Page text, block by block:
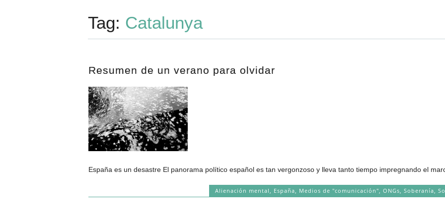
Tag: Catalunya
Resumen de un verano para olvidar
España es un desastre El panorama político español es tan vergonzoso y lleva tanto tiempo impregnando el
Alienación mental, España, Medios de "comunicación",ONGs,Soberanía,